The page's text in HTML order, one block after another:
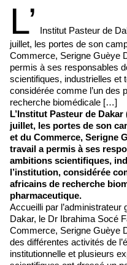
L’ Institut Pasteur de
juillet, les portes de son
Commerce, Serigne Guèye
permis à ses responsables
scientifiques, industrielles et
considérée comme l’un des
recherche biomédicale […]
L’Institut Pasteur de
juillet, les portes de son
et du Commerce, Serigne
travail a permis à ses
ambitions scientifiques,
l’institution, considérée
africains de recherche
pharmaceutique.
Accueilli par l’administrateur
Dakar, le Dr Ibrahima Socé
Commerce, Serigne Guèye
des différentes activités de
institutionnelle et plusieurs